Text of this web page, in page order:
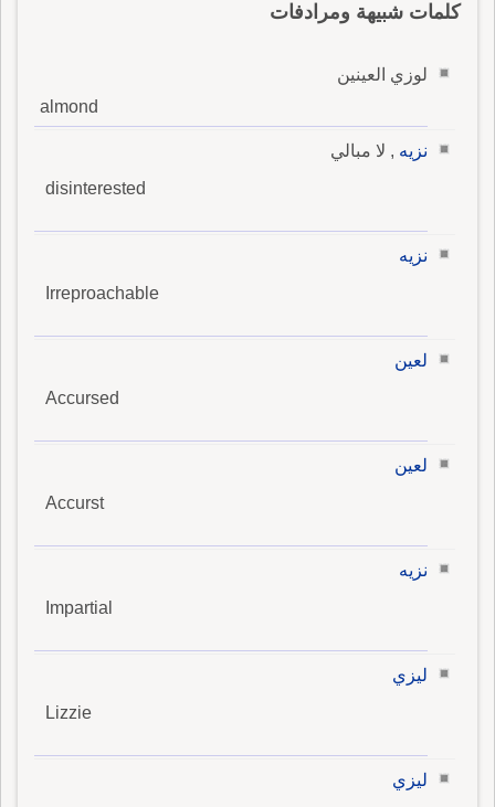
كلمات شبيهة ومرادفات
لوزي العينين
almond
نزيه , لا مبالي
disinterested
نزيه
Irreproachable
لعين
Accursed
لعين
Accurst
نزيه
Impartial
ليزي
Lizzie
ليزي